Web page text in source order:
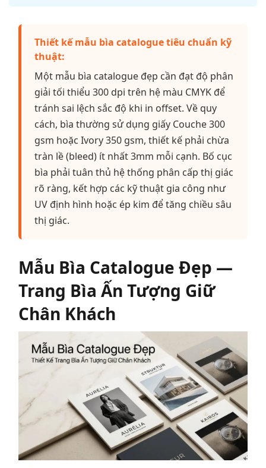
Thiết kế mẫu bìa catalogue tiêu chuẩn kỹ
thuật:
Một mẫu bìa catalogue đẹp cần đạt độ phân
giải tối thiểu 300 dpi trên hệ màu CMYK để
tránh sai lệch sắc độ khi in offset. Về quy
cách, bìa thường sử dụng giấy Couche 300
gsm hoặc Ivory 350 gsm, thiết kế phải chừa
tràn lề (bleed) ít nhất 3mm mỗi cạnh. Bố cục
bìa phải tuân thủ hệ thống phân cấp thị giác
rõ ràng, kết hợp các kỹ thuật gia công như
UV định hình hoặc ép kim để tăng chiều sâu
thị giác.
Mẫu Bìa Catalogue Đẹp —
Trang Bìa Ấn Tượng Giữ
Chân Khách